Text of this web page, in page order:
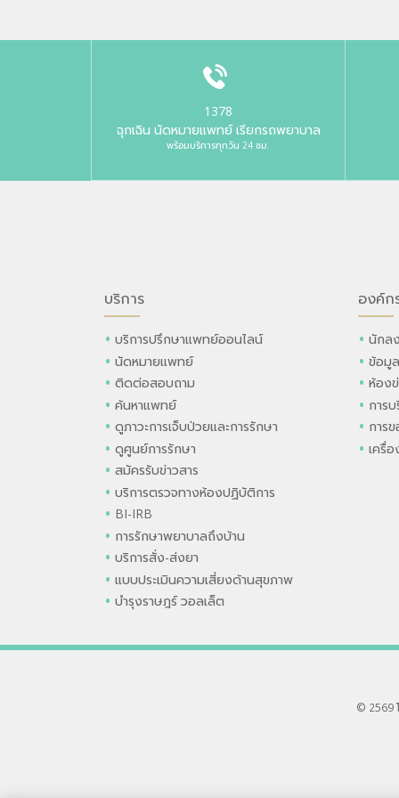
1378
ฉุกเฉิน นัดหมายแพทย์ เรียกรถพยาบาล
พร้อมบริการทุกวัน 24 ชม.
บริการ
บริการปรึกษาแพทย์ออนไลน์
นัดหมายแพทย์
ติดต่อสอบถาม
ค้นหาแพทย์
ดูภาวะการเจ็บป่วยและการรักษา
ดูศูนย์การรักษา
สมัครรับข่าวสาร
บริการตรวจทางห้องปฏิบัติการ
BI-IRB
การรักษาพยาบาลถึงบ้าน
บริการสั่ง-ส่งยา
แบบประเมินความเสี่ยงด้านสุขภาพ
บำรุงราษฎร์ วอลเล็ต
องค์ก
นักล
ข้อมู
ห้อง
การ
การ
เครื่
© 2569